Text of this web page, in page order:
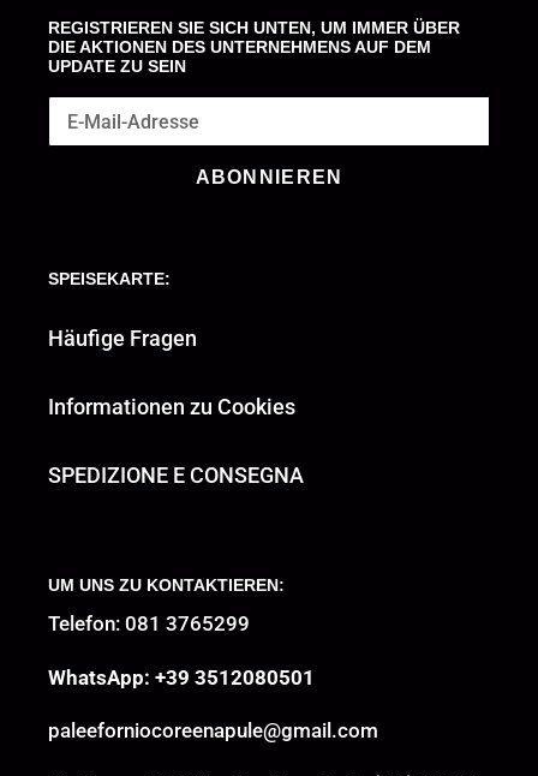
REGISTRIEREN SIE SICH UNTEN, UM IMMER ÜBER
DIE AKTIONEN DES UNTERNEHMENS AUF DEM
UPDATE ZU SEIN
ABONNIEREN
SPEISEKARTE:
Häufige Fragen
Informationen zu Cookies
SPEDIZIONE E CONSEGNA
UM UNS ZU KONTAKTIEREN:
Telefon: 081 3765299
WhatsApp: +39 3512080501
paleeforniocoreenapule@gmail.com